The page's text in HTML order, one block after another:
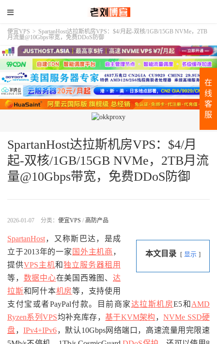
便宜VPS > SpartanHost达拉斯机房VPS：$4/月起-双核/1GB/15GB NVMe，2TB
月流量@10Gbps带宽，免费DDoS防御
SpartanHost达拉斯机房VPS：$4/月
起-双核/1GB/15GB NVMe，2TB月流
量@10Gbps带宽，免费DDoS防御
2026-01-07 分类： 便宜VPS / 高防产品
本文目录 显示
SpartanHost，又称斯巴达，是成
立于2013年的一家 国外主机商 ，
提供VPS主机和独立服务器租用
等， 数据中心在美国西雅图、达
拉斯和阿什本机房等，支持使用
支付宝或者PayPal付款。目前商家达拉斯机房E5和 AMD
Ryzen系列VPS均补充库存， 基于KVM架构 ，NVMe SSD硬
盘，IPv4+IPv6，默认10Gbps网络端口，高速流量用完限速
在
线
客
服